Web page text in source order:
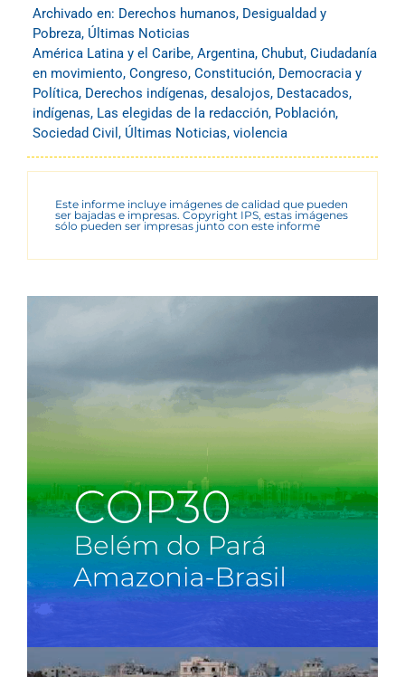
Archivado en: Derechos humanos, Desigualdad y
Pobreza, Últimas Noticias
América Latina y el Caribe, Argentina, Chubut, Ciudadanía
en movimiento, Congreso, Constitución, Democracia y
Política, Derechos indígenas, desalojos, Destacados,
indígenas, Las elegidas de la redacción, Población,
Sociedad Civil , Últimas Noticias, violencia
Este informe incluye imágenes de calidad que pueden
ser bajadas e impresas. Copyright IPS, estas imágenes
sólo pueden ser impresas junto con este informe